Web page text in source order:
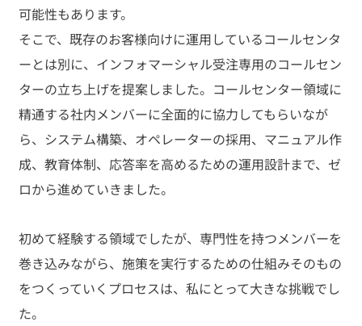
可能性もあります。
そこで、既存のお客様向けに運用しているコールセンタ
ーとは別に、インフォマーシャル受注専用のコールセン
ターの立ち上げを提案しました。コールセンター領域に
精通する社内メンバーに全面的に協力してもらいなが
ら、システム構築、オペレーターの採用、マニュアル作
成、教育体制、応答率を高めるための運用設計まで、ゼ
ロから進めていきました。
初めて経験する領域でしたが、専門性を持つメンバーを
巻き込みながら、施策を実行するための仕組みそのもの
をつくっていくプロセスは、私にとって大きな挑戦でし
た。